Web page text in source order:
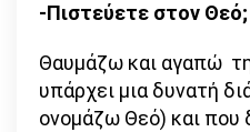
-Πιστεύετε στον Θεό;
Θαυμάζω και αγαπώ
υπάρχει μια δυνατή
ονομάζω Θεό) και που